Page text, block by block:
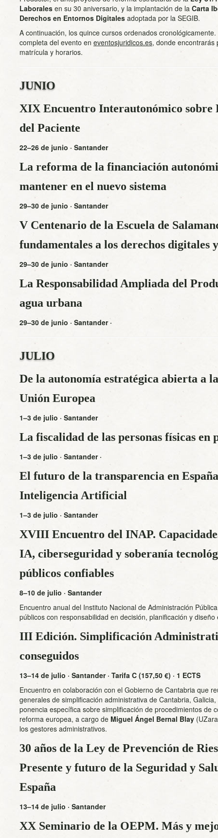
Laborales en su 30 aniversario, y la implantación de la Carta
Derechos en Entornos Digitales adoptada por la SEGIB.
A continuación, los quince cursos ordenados
completa del evento en eventosjuridicos.es, donde
matrícula y horarios.
JUNIO
XIX Encuentro Interautonómico sobre
del Paciente
22–26 de junio · Santander
La reforma de la financiación
mantener en el nuevo sistema
29–30 de junio · Santander
V Centenario de la Escuela de
fundamentales a los derechos digitales
29–30 de junio · Santander
La Responsabilidad Ampliada del
agua urbana
29–30 de junio · Santander ·
JULIO
De la autonomía estratégica abierta a
Unión Europea
1–3 de julio · Santander
La fiscalidad de las personas físicas en
1–3 de julio · Santander ·
El futuro de la transparencia en
Inteligencia Artificial
1–3 de julio · Santander
XVIII Encuentro del INAP.
IA, ciberseguridad y soberanía
públicos confiables
8–10 de julio · Santander
Encuentro anual del Instituto Nacional de Administración
públicos con responsabilidad en decisión, planificación y diseño
III Edición. Simplificación
conseguidos
13–14 de julio · Santander · Tarifa C (157,50 €) · 1 ECTS
Encuentro en colaboración con el Gobierno de Cantabria que
generales de simplificación administrativa de Cantabria,
ponencia específica sobre simplificación de procedimientos de
reforma europea, a cargo de Miguel Ángel Bernal Blay
los gestores administrativos.
30 años de la Ley de Prevención de
Presente y futuro de la Seguridad y
España
13–14 de julio · Santander
XX Seminario de la OEPM. Más y